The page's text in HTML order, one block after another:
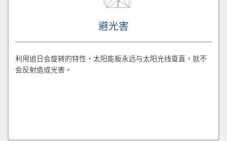
避光害
利用追日会旋转的特性，太阳能板永远与太阳光线垂直，就不
会反射造成光害。